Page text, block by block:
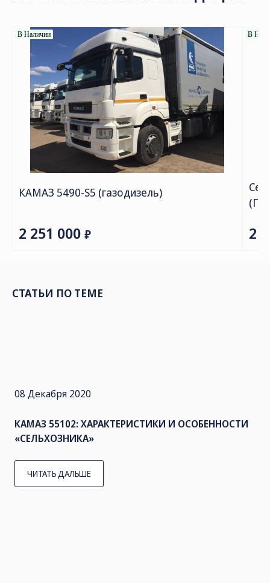
СТАТЬИ ПО ТЕМЕ
08 Декабря 2020
КАМАЗ 55102: ХАРАКТЕРИСТИКИ И ОСОБЕННОСТИ
«СЕЛЬХОЗНИКА»
ЧИТАТЬ ДАЛЬШЕ